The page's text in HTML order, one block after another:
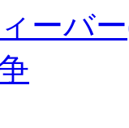
ーバ